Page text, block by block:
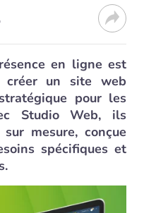
en ligne est
créer un site web
pour les
Studio Web, ils
mesure, conçue
spécifiques et